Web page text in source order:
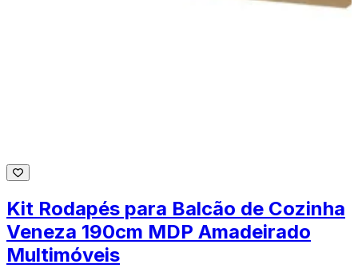
Kit Rodapés para Balcão de Cozinha
Veneza 190cm MDP Amadeirado
Multimóveis